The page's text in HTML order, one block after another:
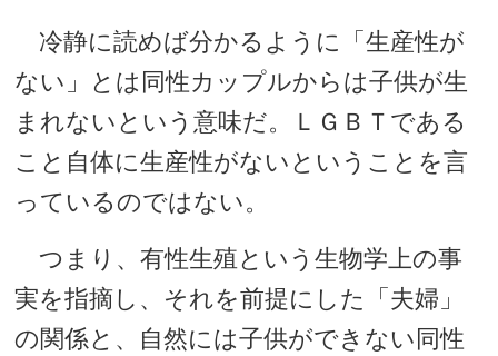
冷静に読めば分かるように「生産性が
ない」とは同性カップルからは子供が生
まれないという意味だ。ＬＧＢＴである
こと自体に生産性がないということを言
っているのではない。
つまり、有性生殖という生物学上の事
実を指摘し、それを前提にした「夫婦」
の関係と、自然には子供ができない同性